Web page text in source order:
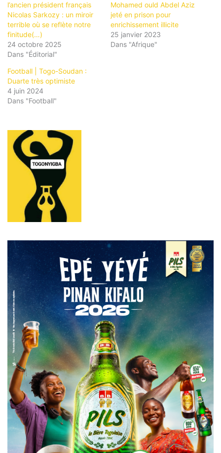
l’ancien président français
Nicolas Sarkozy : un miroir
terrible où se reflète notre
finitude(…)
24 octobre 2025
Dans "Éditorial"
Mohamed ould Abdel Aziz
jeté en prison pour
enrichissement illicite
25 janvier 2023
Dans "Afrique"
Football | Togo-Soudan :
Duarte très optimiste
4 juin 2024
Dans "Football"